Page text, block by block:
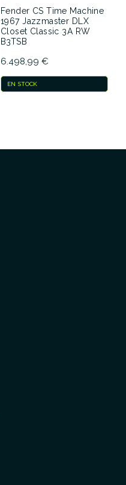
Fender CS Time Machine
1967 Jazzmaster DLX
Closet Classic 3A RW
B3TSB
6.498,99 €
EN STOCK